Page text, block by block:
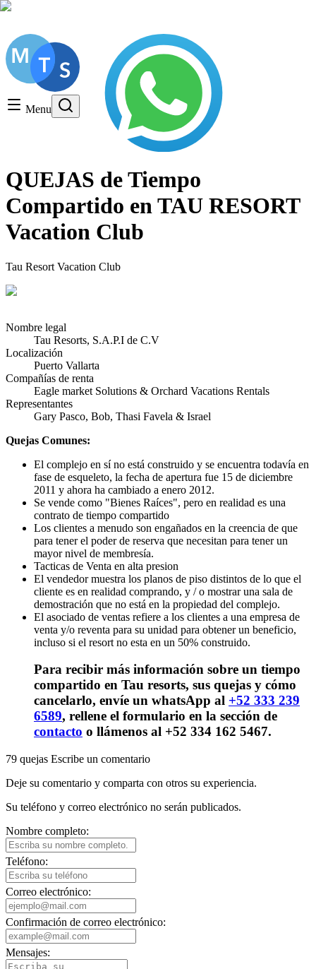
Menu
Timeshare General
Timeshare Cancellation
Timeshare Rentals and Resales
Timeshare Scams and Fraud
QUEJAS de Tiempo
Compartido en TAU RESORT
Vacation Club
Tau Resort Vacation Club
Nombre legal
Tau Resorts, S.A.P.I de C.V
Localización
Puerto Vallarta
Compañías de renta
Eagle market Solutions & Orchard Vacations Rentals
Representantes
Gary Pasco, Bob, Thasi Favela & Israel
Quejas Comunes:
El complejo en sí no está construido y se encuentra todavía en
fase de esqueleto, la fecha de apertura fue 15 de diciembre
2011 y ahora ha cambiado a enero 2012.
Se vende como "Bienes Raíces", pero en realidad es una
contrato de tiempo compartido
Los clientes a menudo son engañados en la creencia de que
para tener el poder de reserva que necesitan para tener un
mayor nivel de membresía.
Tacticas de Venta en alta presion
El vendedor muestra los planos de piso distintos de lo que el
cliente es en realidad comprando, y / o mostrar una sala de
demostración que no está en la propiedad del complejo.
El asociado de ventas refiere a los clientes a una empresa de
venta y/o reventa para su unidad para obtener un beneficio,
incluso si el resort no esta en un 50% construido.
Para recibir más información sobre un tiempo
compartido en Tau resorts, sus quejas y cómo
cancelarlo, envíe un whatsApp al +52 333 239
6589, rellene el formulario en la sección de
contacto o llámenos al +52 334 162 5467.
79 quejas Escribe un comentario
Deje su comentario y comparta con otros su experiencia.
Su teléfono y correo electrónico no serán publicados.
Nombre completo:
Teléfono:
Correo electrónico:
Confirmación de correo electrónico:
Mensajes: